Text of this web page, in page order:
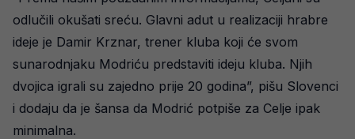
odlučili okušati sreću. Glavni adut u realizaciji hrabre
ideje je Damir Krznar, trener kluba koji će svom
sunarodnjaku Modriću predstaviti ideju kluba. Njih
dvojica igrali su zajedno prije 20 godina”, pišu Slovenci
i dodaju da je šansa da Modrić potpiše za Celje ipak
minimalna.